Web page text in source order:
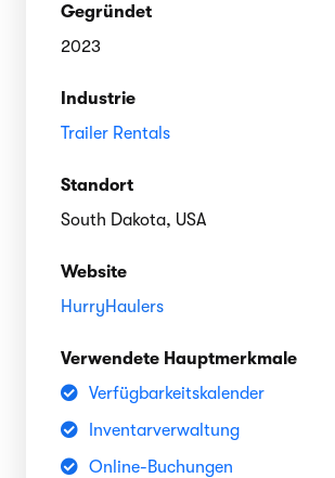
Gegründet
2023
Industrie
Trailer Rentals
Standort
South Dakota, USA
Website
HurryHaulers
Verwendete Hauptmerkmale
Verfügbarkeitskalender
Inventarverwaltung
Online-Buchungen